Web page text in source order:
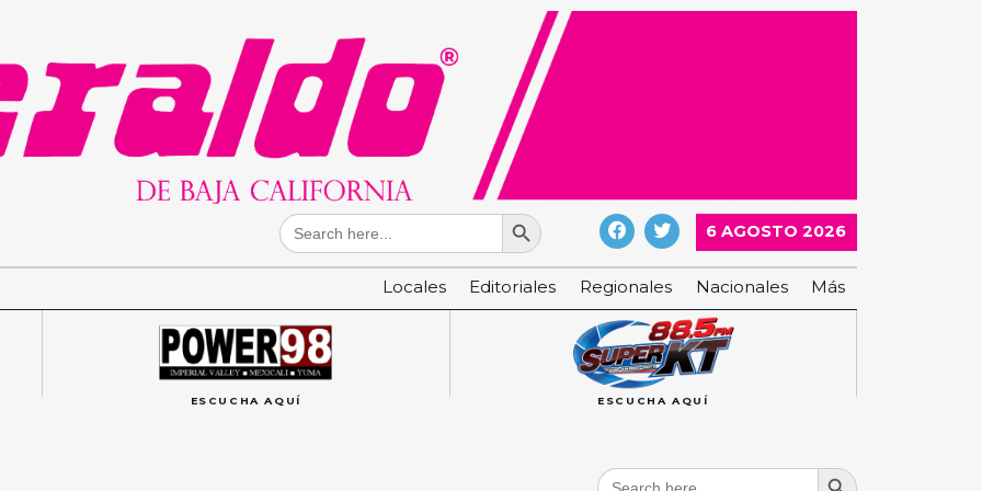
Search
for:
Search Button
6 AGOSTO 2026
Locales Editoriales Regionales Nacionales Más
ESCUCHA AQUÍ ESCUCHA AQUÍ
Search
Search Button